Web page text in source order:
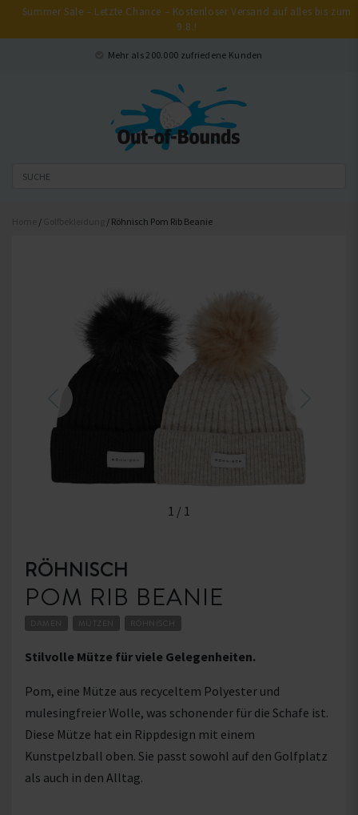
Summer Sale – Letzte Chance – Kostenloser Versand auf alles bis zum
9.8.!
Mehr als 200.000 zufriedene Kunden
/ / Röhnisch Pom Rib Beanie
1 / 1
RÖHNISCH
POM RIB BEANIE
DAMEN MÜTZEN
Stilvolle Mütze für viele Gelegenheiten.
Pom, eine Mütze aus recyceltem Polyester und
mulesingfreier Wolle, was schonender für die Schafe ist.
Diese Mütze hat ein Rippdesign mit einem
Kunstpelzball oben. Sie passt sowohl auf den Golfplatz
als auch in den Alltag.